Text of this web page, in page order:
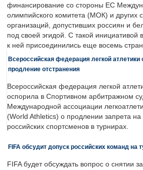
финансирование со стороны ЕС
олимпийского комитета (МОК) и других
организаций, допустивших россиян и
под своей эгидой. С такой инициативой
к ней присоединились еще восемь
Всероссийская федерация легкой атлетики
продление отстранения
Всероссийская федерация легкой
оспорила в Спортивном арбитражном
Международной ассоциации
(World Athletics) о продлении запрета на
российских спортсменов в турнирах.
FIFA обсудит допуск российских команд на
FIFA будет обсуждать вопрос о снятии